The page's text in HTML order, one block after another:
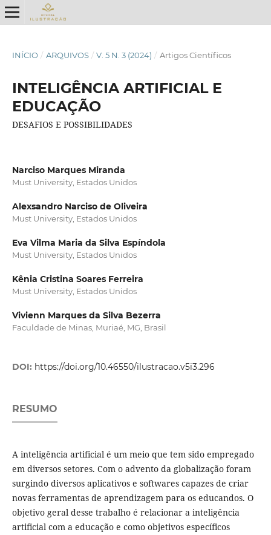
INÍCIO / ARQUIVOS / V. 5 N. 3 (2024) / Artigos Científicos
INTELIGÊNCIA ARTIFICIAL E
EDUCAÇÃO
DESAFIOS E POSSIBILIDADES
Narciso Marques Miranda
Must University, Estados Unidos
Alexsandro Narciso de Oliveira
Must University, Estados Unidos
Eva Vilma Maria da Silva Espíndola
Must University, Estados Unidos
Kênia Cristina Soares Ferreira
Must University, Estados Unidos
Vivienn Marques da Silva Bezerra
Faculdade de Minas, Muriaé, MG, Brasil
DOI: https://doi.org/10.46550/ilustracao.v5i3.296
RESUMO
A inteligência artificial é um meio que tem sido empregado
em diversos setores. Com o advento da globalização foram
surgindo diversos aplicativos e softwares capazes de criar
novas ferramentas de aprendizagem para os educandos. O
objetivo geral desse trabalho é relacionar a inteligência
artificial com a educação e como objetivos específicos